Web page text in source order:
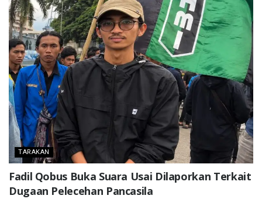
TARAKAN
Fadil Qobus Buka Suara Usai Dilaporkan Terkait
Dugaan Pelecehan Pancasila